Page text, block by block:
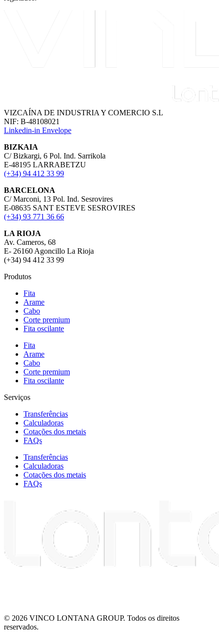
VIZCAÍNA DE INDUSTRIA Y COMERCIO S.L
NIF: B-48108021
Linkedin-in Envelope
BIZKAIA
C/ Bizkargi, 6 Pol. Ind. Sarrikola
E-48195 LARRABETZU
(+34) 94 412 33 99
BARCELONA
C/ Marconi, 13 Pol. Ind. Sesrovires
E-08635 SANT ESTEVE SESROVIRES
(+34) 93 771 36 66
LA RIOJA
Av. Cameros, 68
E- 26160 Agoncillo La Rioja
(+34) 94 412 33 99
Produtos
Fita
Arame
Cabo
Corte premium
Fita oscilante
Fita
Arame
Cabo
Corte premium
Fita oscilante
Serviços
Transferências
Calculadoras
Cotações dos metais
FAQs
Transferências
Calculadoras
Cotações dos metais
FAQs
© 2026 VINCO LONTANA GROUP. Todos os direitos
reservados.